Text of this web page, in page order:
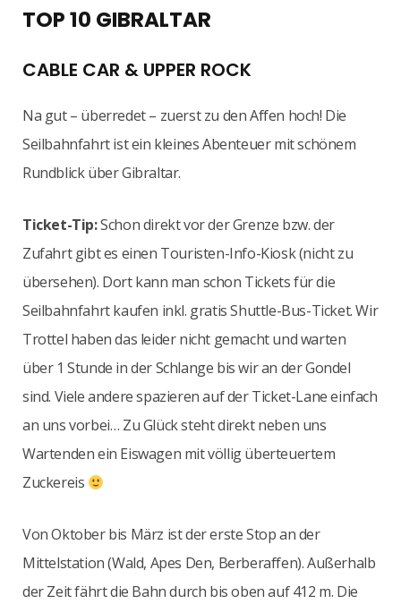
TOP 10 GIBRALTAR
CABLE CAR & UPPER ROCK
Na gut – überredet – zuerst zu den Affen hoch! Die
Seilbahnfahrt ist ein kleines Abenteuer mit schönem
Rundblick über Gibraltar.
Ticket-Tip:Schon direkt vor der Grenze bzw. der
Zufahrt gibt es einen Touristen-Info-Kiosk (nicht zu
übersehen). Dort kann man schon Tickets für die
Seilbahnfahrt kaufen inkl. gratis Shuttle-Bus-Ticket. Wir
Trottel haben das leider nicht gemacht und warten
über 1 Stunde in der Schlange bis wir an der Gondel
sind. Viele andere spazieren auf der Ticket-Lane einfach
an uns vorbei… Zu Glück steht direkt neben uns
Wartenden ein Eiswagen mit völlig überteuertem
Zuckereis
Von Oktober bis März ist der erste Stop an der
Mittelstation (Wald, Apes Den, Berberaffen). Außerhalb
der Zeit fährt die Bahn durch bis oben auf 412 m. Die